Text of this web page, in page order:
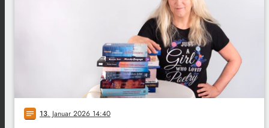
notes 13. Januar 2026 14:40